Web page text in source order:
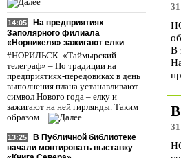
14:05
На предприятиях
Заполярного филиала
«Норникеля» зажигают елки
#НОРИЛЬСК. «Таймырский
телеграф» – По традиции на
предприятиях-передовиках в день
выполнения плана устанавливают
символ Нового года – елку и
зажигают на ней гирлянды. Таким
образом…
13:25
В Публичной библиотеке
начали монтировать выставку
В